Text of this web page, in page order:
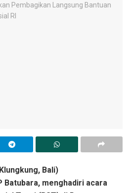
Bali)
Batubara, menghadiri acara